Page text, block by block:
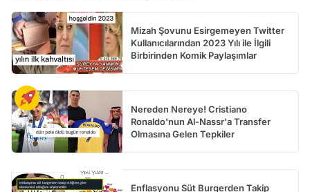
Mizah Şovunu Esirgemeyen Twitter
Kullanıcılarından 2023 Yılı ile İlgili
Birbirinden Komik Paylaşımlar
Nereden Nereye! Cristiano
Ronaldo'nun Al-Nassr'a Transfer
Olmasına Gelen Tepkiler
Enflasyonu Süt Burgerden Takip